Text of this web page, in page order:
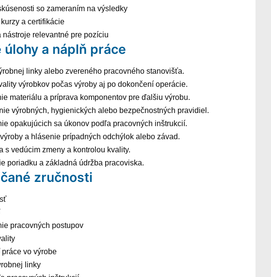
so zameraním na výsledky
a certifikácie
nástroje relevantné pre pozíciu
úlohy a náplň práce
linky alebo zvereného pracovného stanovišťa.
výrobkov počas výroby aj po dokončení operácie.
materiálu a príprava komponentov pre ďalšiu výrobu.
výrobných, hygienických alebo bezpečnostných pravidiel.
opakujúcich sa úkonov podľa pracovných inštrukcií.
a hlásenie prípadných odchýlok alebo závad.
s vedúcim zmeny a kontrolou kvality.
poriadku a základná údržba pracoviska.
zručnosti
pracovných postupov
vo výrobe
linky